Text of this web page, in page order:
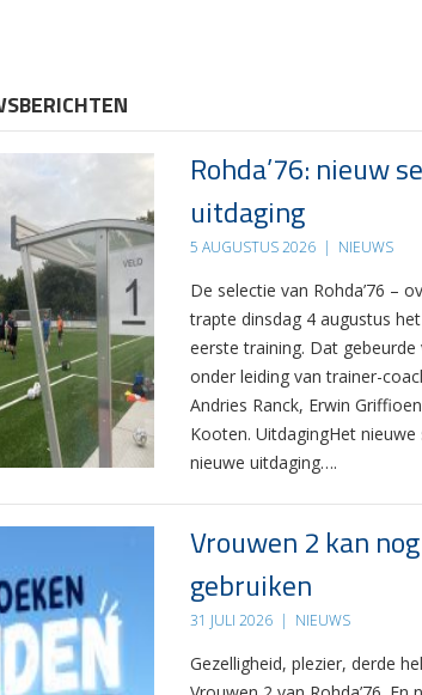
Rohda’76: nieuw
uitdaging
5 AUGUSTUS 2026 | NIEUWS
De selectie van Rohda’76 –
trapte dinsdag 4 augustus
eerste training. Dat
onder leiding van trainer-
Andries Ranck, Erwin
Kooten. UitdagingHet
nieuwe uitdaging….
Vrouwen 2 kan
gebruiken
31 JULI 2026 | NIEUWS
Gezelligheid, plezier, derde